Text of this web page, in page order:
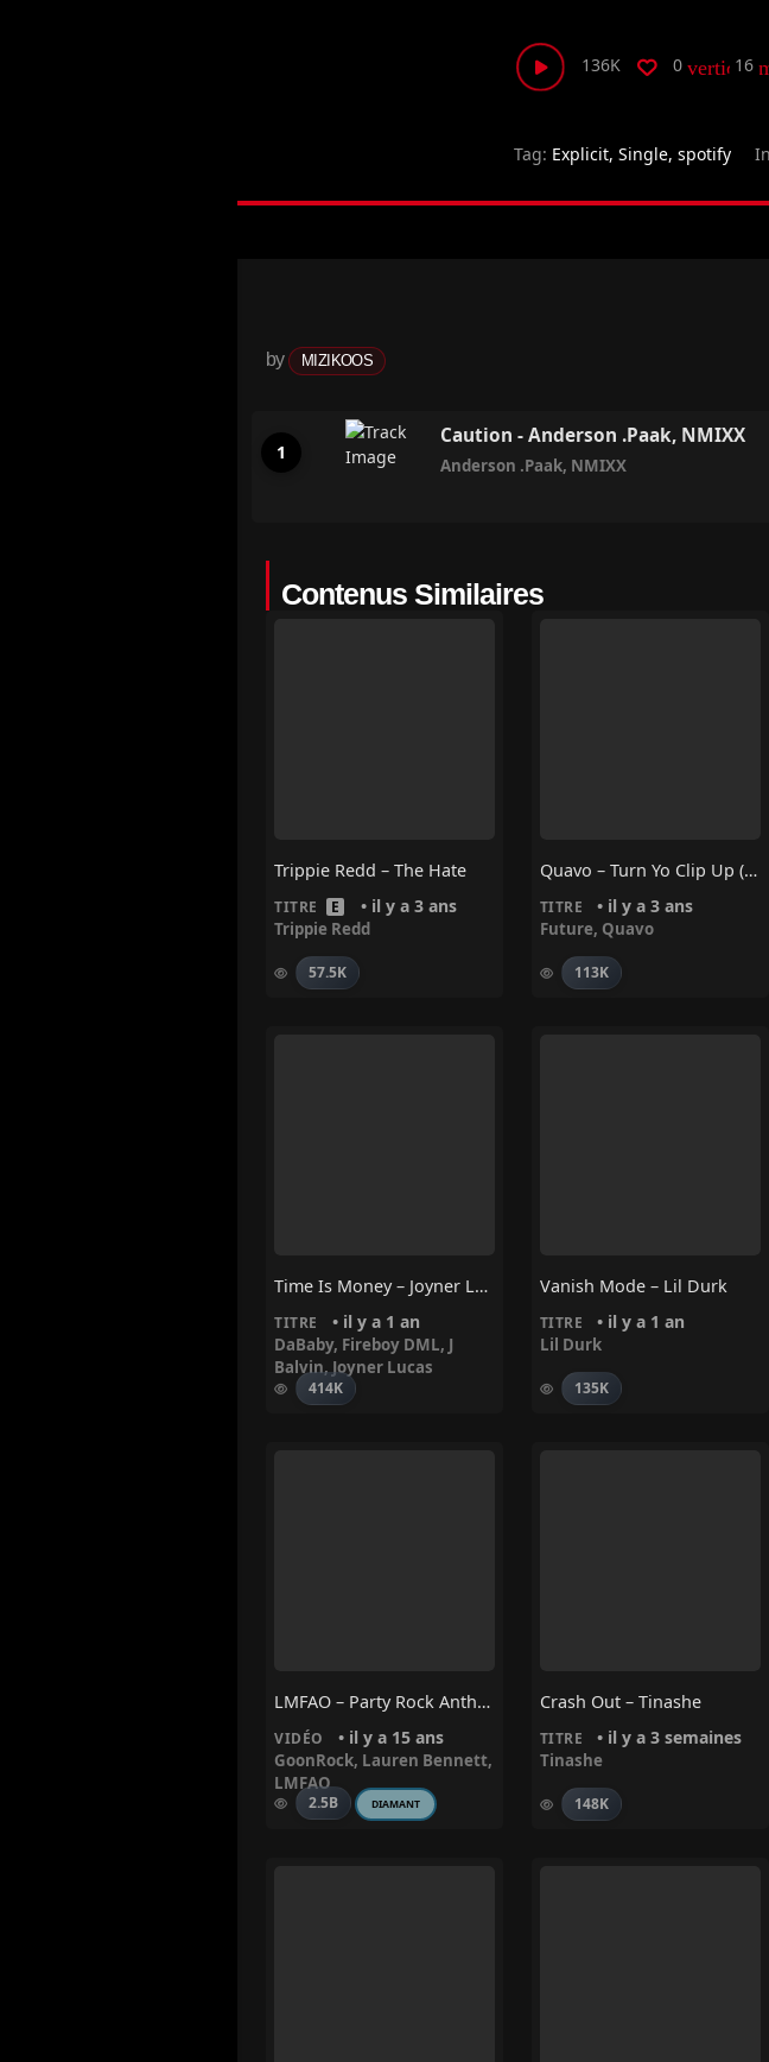
136K 0 16
Tag: Explicit, Single, spotify
by MIZIKOOS
Caution - Anderson .Paak, NMIXX
Anderson .Paak, NMIXX
Contenus Similaires
Trippie Redd – The Hate
TITRE E • il y a 3 ans
Trippie Redd
57.5K
Quavo – Turn Yo Clip Up (Ft. Future)
TITRE • il y a 3 ans
Future, Quavo
113K
Time Is Money – Joyner Lucas, J Balvin, Fireboy DML, DaBaby
TITRE • il y a 1 an
DaBaby, Fireboy DML, J
Balvin,Joyner Lucas
414K
Vanish Mode – Lil Durk
TITRE • il y a 1 an
Lil Durk
135K
LMFAO – Party Rock Anthem Ft. Lauren Bennett, GoonRock
VIDÉO • il y a 15 ans
GoonRock, Lauren Bennett,
LMFAO
2.5B DIAMANT
Crash Out – Tinashe
TITRE • il y a 3 semaines
Tinashe
148K